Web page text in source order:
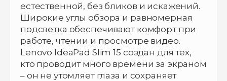
естественной, без бликов и искажений.
Широкие углы обзора и равномерная
подсветка обеспечивают комфорт при
работе, чтении и просмотре видео.
Lenovo IdeaPad Slim 15 создан для тех,
кто проводит много времени за экраном
– он не утомляет глаза и сохраняет